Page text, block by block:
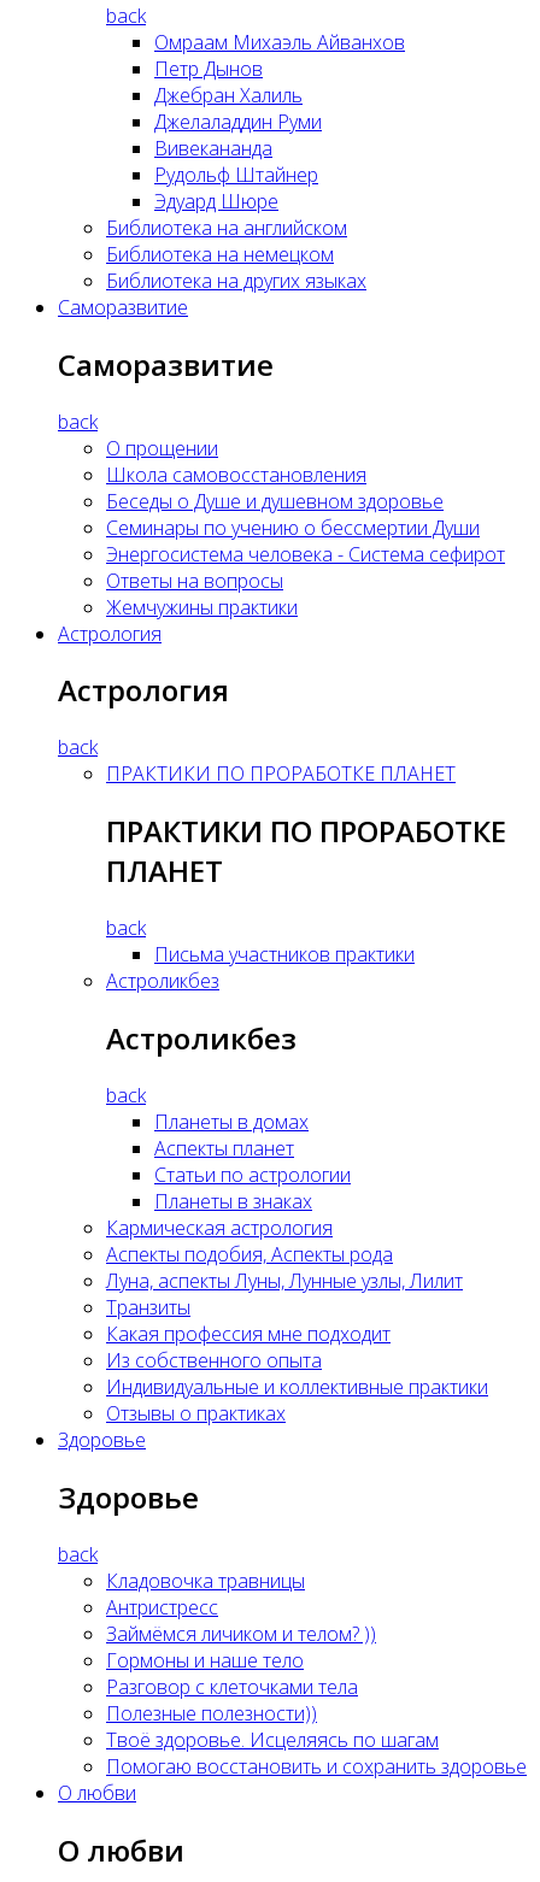
back
Омраам Михаэль Айванхов
Петр Дынов
Джебран Халиль
Джелаладдин Руми
Вивекананда
Рудольф Штайнер
Эдуард Шюре
Библиотека на английском
Библиотека на немецком
Библиотека на других языках
Саморазвитие
Саморазвитие
back
О прощении
Школа самовосстановления
Беседы о Душе и душевном здоровье
Семинары по учению о бессмертии Души
Энергосистема человека - Система сефирот
Ответы на вопросы
Жемчужины практики
Астрология
Астрология
back
ПРАКТИКИ ПО ПРОРАБОТКЕ ПЛАНЕТ
ПРАКТИКИ ПО ПРОРАБОТКЕ
ПЛАНЕТ
back
Письма участников практики
Астроликбез
Астроликбез
back
Планеты в домах
Аспекты планет
Статьи по астрологии
Планеты в знаках
Кармическая астрология
Аспекты подобия, Аспекты рода
Луна, аспекты Луны, Лунные узлы, Лилит
Транзиты
Какая профессия мне подходит
Из собственного опыта
Индивидуальные и коллективные практики
Отзывы о практиках
Здоровье
Здоровье
back
Кладовочка травницы
Антристресс
Займёмся личиком и телом? ))
Гормоны и наше тело
Разговор с клеточками тела
Полезные полезности))
Твоё здоровье. Исцеляясь по шагам
Помогаю восстановить и сохранить здоровье
О любви
О любви